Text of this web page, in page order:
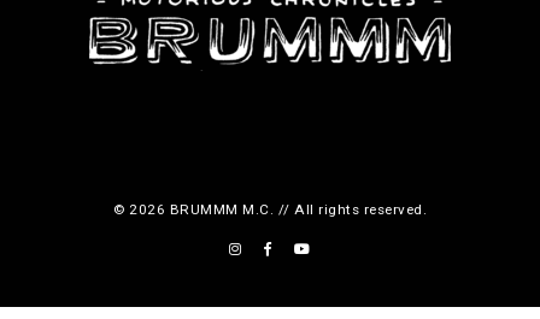
© 2026 BRUMMM M.C. // All rights reserved.